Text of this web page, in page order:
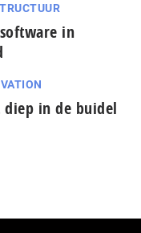
in
diep in de buidel